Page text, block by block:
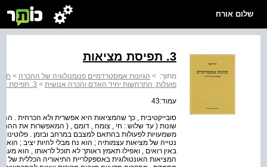
שלום אורח
3. תפיסת מציאות
מתוך: > הגיונות אמסטרדמיים פנומנולוגיה של ההכרה >
פועלות, התרחשות יחיד האדם והכרה אנושית > 3. תפיסת מציאות
עמוד:43
סובייקטיבית , כך שהמציאות היא אפשרית ולא הכרחית .
שונות ( עד שלוש : חי , צומח , דומם , ( המאפשרות את
משמעויות לפעולות בהתאם למצבם במרחב ובזמן .
נטייה של מציאות עצמותיה ; הוא נח מבלי להיות יציב ; הוא
באין רואים , ואפילו תאמץ ראותך לא תוכל לראותו , הוא
המציאות האונטולוגית באספקלריית התיאוריה הכללית של